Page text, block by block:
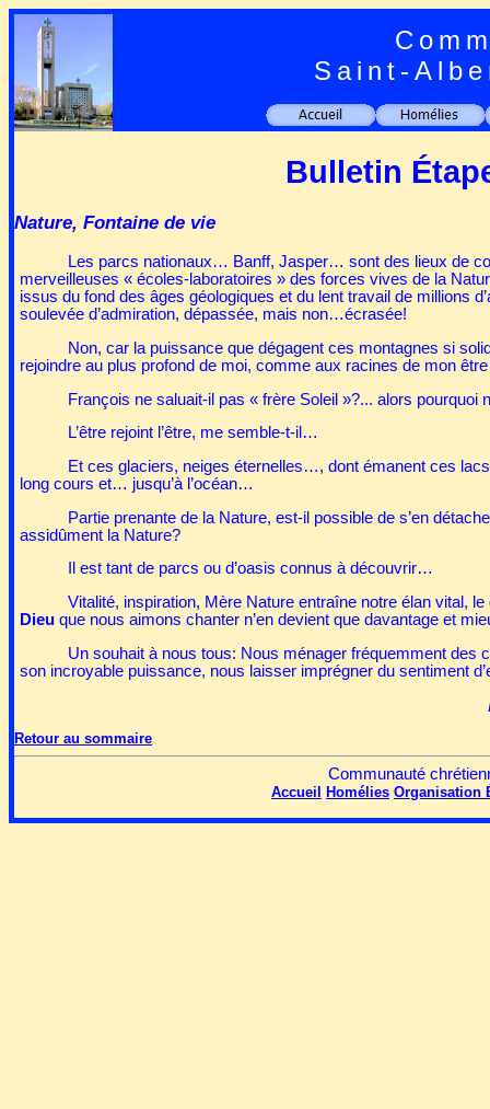
Saint-
Bulletin
Nature, Fontaine de vie
Les parcs nationaux… Banff, Jasper… sont des lieux de
merveilleuses « écoles-laboratoires » des forces vives de la
issus du fond des âges géologiques et du lent travail de millions
soulevée d’admiration, dépassée, mais non…écrasée!
Non, car la puissance que dégagent ces montagnes si
rejoindre au plus profond de moi, comme aux racines de mon
François ne saluait-il pas « frère Soleil »?... alors
L’être rejoint l’être, me semble-t-il…
Et ces glaciers, neiges éternelles…, dont émanent ces
long cours et… jusqu’à l’océan…
Partie prenante de la Nature, est-il possible de s’en
assidûment la Nature?
Il est tant de parcs ou d’oasis connus à découvrir…
Vitalité, inspiration, Mère Nature entraîne notre élan vital,
Dieu que nous aimons chanter n’en devient que davantage et
Un souhait à nous tous: Nous ménager fréquemment des
son incroyable puissance, nous laisser imprégner du sentiment
Retour au sommaire
Communauté
Accueil Homélies Organisation